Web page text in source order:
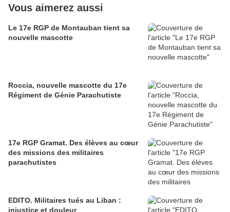
Vous aimerez aussi
Le 17e RGP de Montauban tient sa
nouvelle mascotte
Roccia, nouvelle mascotte du 17e
Régiment de Génie Parachutiste
17e RGP Gramat. Des élèves au cœur
des missions des militaires
parachutistes
EDITO. Militaires tués au Liban :
injustice et douleur